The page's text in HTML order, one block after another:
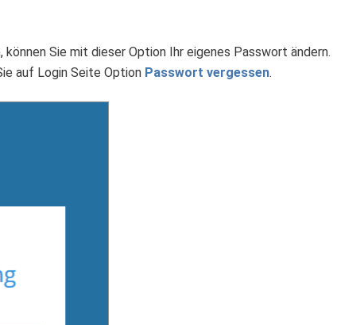
können Sie mit dieser Option Ihr eigenes Passwort ändern.
auf Login Seite Option Passwort vergessen.